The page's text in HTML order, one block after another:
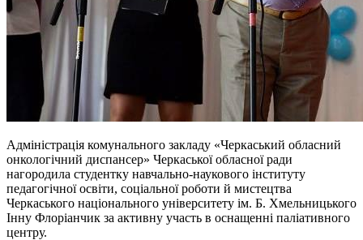
Адміністрація комунального закладу «Черкаський обласний
онкологічний диспансер» Черкаської обласної ради
нагородила студентку навчально-наукового інституту
педагогічної освіти, соціальної роботи й мистецтва
Черкаського національного університету ім. Б. Хмельницького
Інну Флоріанчик за активну участь в оснащенні паліативного
центру.